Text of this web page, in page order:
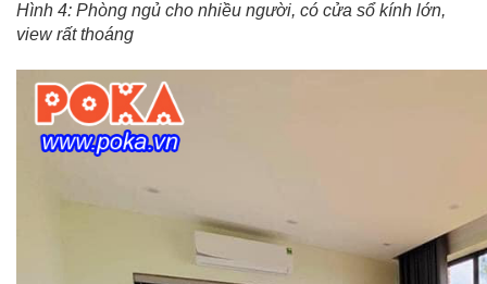
Hình 4: Phòng ngủ cho nhiều người, có cửa sổ kính lớn,
view rất thoáng